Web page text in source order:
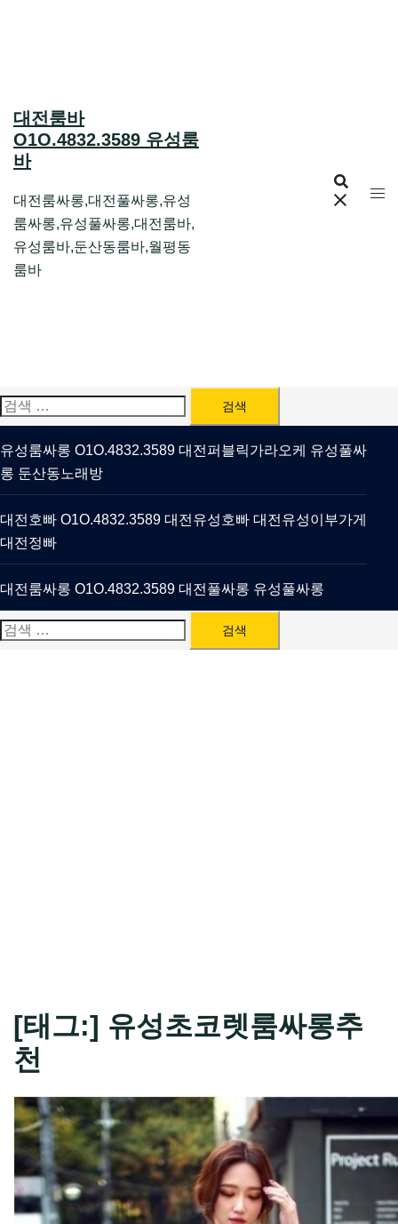
대전룸바
O1O.4832.3589 유성룸
바
대전룸싸롱,대전풀싸롱,유성
룸싸롱,유성풀싸롱,대전룸바,
유성룸바,둔산동룸바,월평동
룸바
검
색:
유성룸싸롱 O1O.4832.3589 대전퍼블릭가라오케 유성풀싸
롱 둔산동노래방
대전호빠 O1O.4832.3589 대전유성호빠 대전유성이부가게
대전정빠
대전룸싸롱 O1O.4832.3589 대전풀싸롱 유성풀싸롱
검
[태그:] 유성초코렛룸싸롱추
천